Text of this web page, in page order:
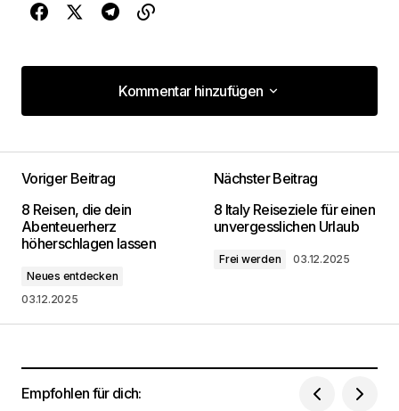
Kommentar hinzufügen
Kommentar hinzufügen
Deine E-Mail-Adresse wird nicht
veröffentlicht.
Erforderliche Felder sind mit*
markiert
Kommentar
Dein Name*
Voriger Beitrag
8 Reisen, die dein
Abenteuerherz
höherschlagen lassen
Neues entdecken
03.12.2025
Nächster Beitrag
8 Italy Reiseziele für einen
unvergesslichen Urlaub
Frei werden 03.12.2025
Empfohlen für dich: